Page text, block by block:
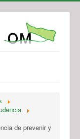
de prevenir y